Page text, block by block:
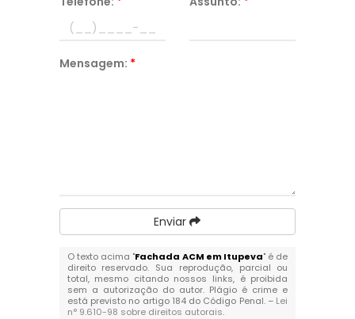
Mensagem: *
Enviar
O texto acima "Fachada ACM em Itupeva" é de
direito reservado. Sua reprodução, parcial ou
total, mesmo citando nossos links, é proibida
sem a autorização do autor. Plágio é crime e
está previsto no artigo 184 do Código Penal. – Lei
n° 9.610-98 sobre direitos autorais.